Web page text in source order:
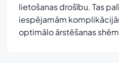
lietošanas drošību. Tas
iespējamām
optimālo ārstēšanas